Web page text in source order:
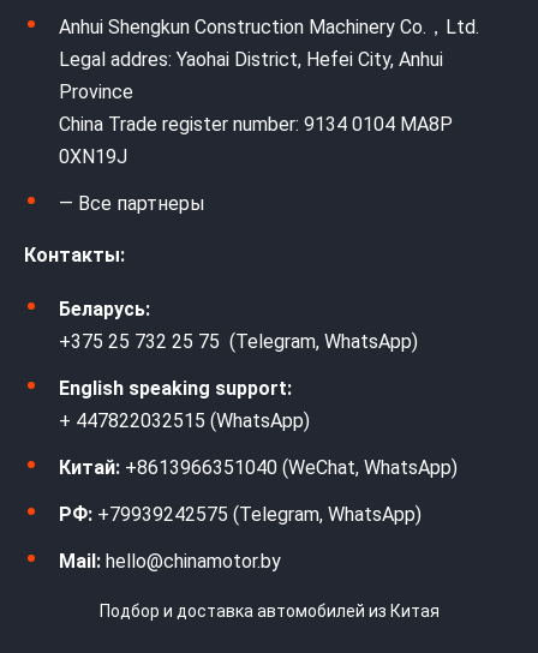
Anhui Shengkun Construction Machinery Co.，Ltd.
Legal addres: Yaohai District, Hefei City, Anhui
Province
China Trade register number: 9134 0104 MA8P
0XN19J
— Все партнеры
Контакты:
Беларусь:
+375 25 732 25 75 (Telegram, WhatsApp)
English speaking support:
+ 447822032515 (WhatsApp)
Китай: +8613966351040 (WeChat, WhatsApp)
РФ: +79939242575 (Telegram, WhatsApp)
Mail: hello@chinamotor.by
Подбор и доставка автомобилей из Китая